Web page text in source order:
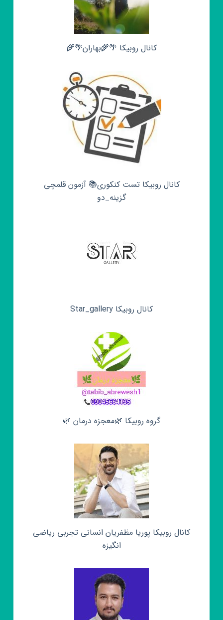
کانال روبیکا 🌴🌾بهاران🌴🌾
کانال روبیکا تست کنکوری📚 آزمون قلمچی‌‌
گزینه_دو
کانال روبیکا Star_gallery
گروه روبیکا 🌿معجزه درمان 🌿
کانال روبیکا پوریا مظفریان انسانی تجربی ریاضی
انگیزه